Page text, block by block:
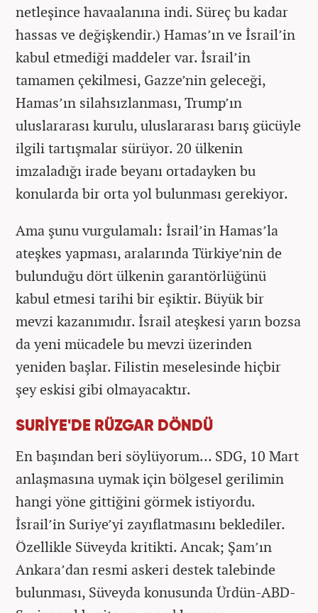
netleşince havaalanına indi. Süreç bu kadar
hassas ve değişkendir.) Hamas’ın ve İsrail’in
kabul etmediği maddeler var. İsrail’in
tamamen çekilmesi, Gazze’nin geleceği,
Hamas’ın silahsızlanması, Trump’ın
uluslararası kurulu, uluslararası barış gücüyle
ilgili tartışmalar sürüyor. 20 ülkenin
imzaladığı irade beyanı ortadayken bu
konularda bir orta yol bulunması gerekiyor.
Ama şunu vurgulamalı: İsrail’in Hamas’la
ateşkes yapması, aralarında Türkiye’nin de
bulunduğu dört ülkenin garantörlüğünü
kabul etmesi tarihi bir eşiktir. Büyük bir
mevzi kazanımıdır. İsrail ateşkesi yarın bozsa
da yeni mücadele bu mevzi üzerinden
yeniden başlar. Filistin meselesinde hiçbir
şey eskisi gibi olmayacaktır.
SURİYE'DE RÜZGAR DÖNDÜ
En başından beri söylüyorum… SDG, 10 Mart
anlaşmasına uymak için bölgesel gerilimin
hangi yöne gittiğini görmek istiyordu.
İsrail’in Suriye’yi zayıflatmasını beklediler.
Özellikle Süveyda kritikti. Ancak; Şam’ın
Ankara’dan resmi askeri destek talebinde
bulunması, Süveyda konusunda Ürdün-ABD-